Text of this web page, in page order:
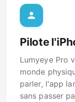
Pilote
Lumyeye Pro
monde
parler, l'app
sans passer